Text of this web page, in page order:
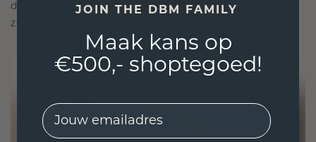
duurzaamheid met ongeëvenaard vakmanschap,
zodat je sieraden zowel ethisch als prachtig zijn.
JOIN THE DBM FAMILY
Maak kans op
€500,- shoptegoed!
EMail